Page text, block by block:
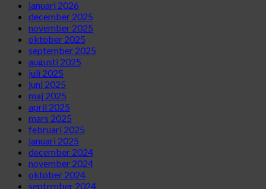
januari 2026
december 2025
november 2025
oktober 2025
september 2025
augusti 2025
juli 2025
juni 2025
maj 2025
april 2025
mars 2025
februari 2025
januari 2025
december 2024
november 2024
oktober 2024
september 2024